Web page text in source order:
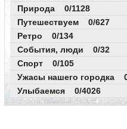
Природа 0/1128
Путешествуем 0/627
Ретро 0/134
События, люди 0/32
Спорт 0/105
Ужасы нашего городка
Улыбаемся 0/4026